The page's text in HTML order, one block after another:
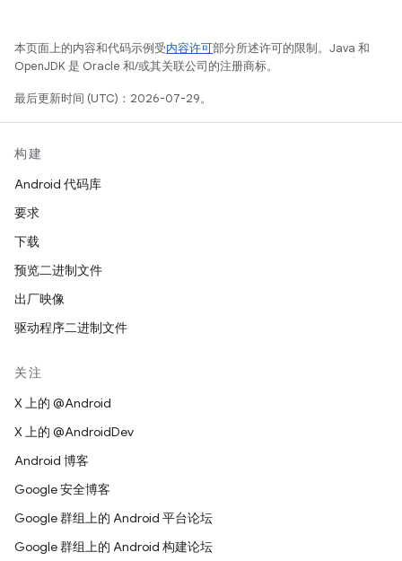
本页面上的内容和代码示例受内容许可部分所述许可的限制。Java 和
OpenJDK 是 Oracle 和/或其关联公司的注册商标。
最后更新时间 (UTC)：2026-07-29。
构建
Android 代码库
要求
下载
预览二进制文件
出厂映像
驱动程序二进制文件
关注
X 上的 @Android
X 上的 @AndroidDev
Android 博客
Google 安全博客
Google 群组上的 Android 平台论坛
Google 群组上的 Android 构建论坛